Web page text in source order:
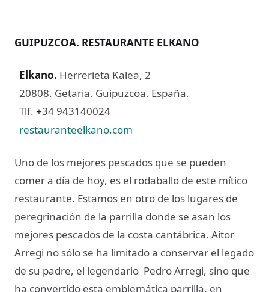
GUIPUZCOA. RESTAURANTE ELKANO
Elkano. Herrerieta Kalea, 2
20808. Getaria. Guipuzcoa. España.
Tlf. +34 943140024
restauranteelkano.com
Uno de los mejores pescados que se pueden
comer a día de hoy, es el rodaballo de este mítico
restaurante. Estamos en otro de los lugares de
peregrinación de la parrilla donde se asan los
mejores pescados de la costa cantábrica. Aitor
Arregi no sólo se ha limitado a conservar el legado
de su padre, el legendario Pedro Arregi, sino que
ha convertido esta emblemática parrilla, en